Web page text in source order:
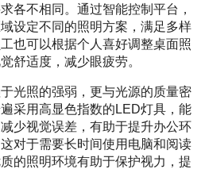
各不相同。通过智能控制平台，
设定不同的照明方案，满足多样
也可以根据个人喜好调整桌面照
舒适度，减少眼疲劳。
光照的强弱，更与光源的质量密
采用高显色指数的LED灯具，能
少视觉误差，有助于提升办公环
对于需要长时间使用电脑和阅读
的照明环境有助于保护视力，提